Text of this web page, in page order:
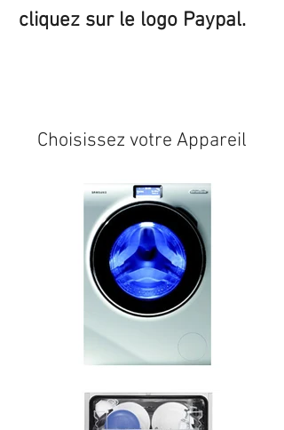
cliquez sur le logo Paypal.
Choisissez votre Appareil